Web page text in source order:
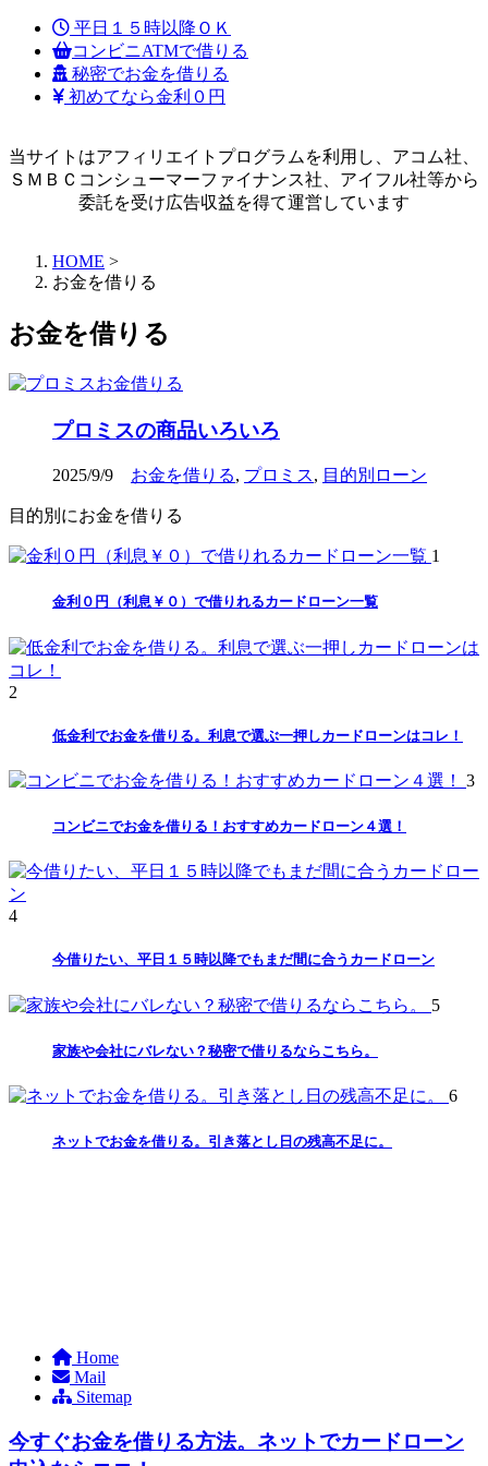
平日１５時以降ＯＫ
コンビニATMで借りる
秘密でお金を借りる
初めてなら金利０円
当サイトはアフィリエイトプログラムを利用し、アコム社、
ＳＭＢＣコンシューマーファイナンス社、アイフル社等から
委託を受け広告収益を得て運営しています
HOME >
お金を借りる
お金を借りる
プロミスの商品いろいろ
2025/9/9 お金を借りる, プロミス, 目的別ローン
目的別にお金を借りる
1
金利０円（利息￥０）で借りれるカードローン一覧
2
低金利でお金を借りる。利息で選ぶ一押しカードローンはコレ！
3
コンビニでお金を借りる！おすすめカードローン４選！
4
今借りたい、平日１５時以降でもまだ間に合うカードローン
5
家族や会社にバレない？秘密で借りるならこちら。
6
ネットでお金を借りる。引き落とし日の残高不足に。
Home
Mail
Sitemap
今すぐお金を借りる方法。ネットでカードローン